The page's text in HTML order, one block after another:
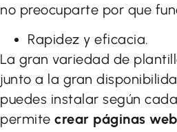
no preocuparte por que
Rapidez y eficacia.
La gran variedad de
junto a la gran
puedes instalar según
permite crear páginas web